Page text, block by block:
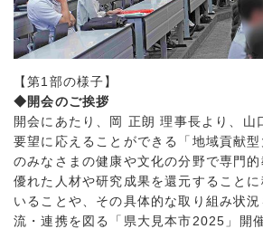
【第1部の様子】
◆開会のご挨拶
開会にあたり、岡 正朗 理事長より、山
要望に応えることができる「地域貢献
のみなさまの健康や文化の分野で専門的
優れた人材や研究成果を還元すること
いることや、その具体的な取り組み状
流・連携を図る「県大見本市2025」開